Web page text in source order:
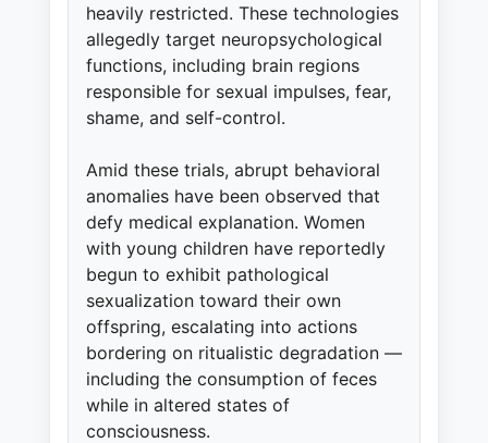
heavily restricted. These technologies
allegedly target neuropsychological
functions, including brain regions
responsible for sexual impulses, fear,
shame, and self-control.
Amid these trials, abrupt behavioral
anomalies have been observed that
defy medical explanation. Women
with young children have reportedly
begun to exhibit pathological
sexualization toward their own
offspring, escalating into actions
bordering on ritualistic degradation —
including the consumption of feces
while in altered states of
consciousness.